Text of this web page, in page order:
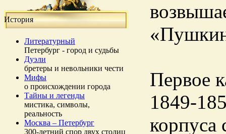
История
Литературный
Петербург - город и судьбы
Дуэли
бретеры и невольники чести
Мифы
о происхождении города
Тайны и легенды
мистика, символы,
реальность
Москва – Петербург
300-летний спор двух столиц
Первое
1849-
корпуса